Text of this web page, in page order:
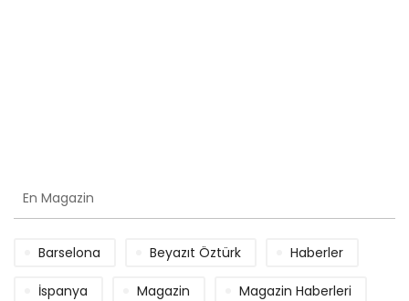
En Magazin
Barselona Beyazıt Öztürk Haberler
İspanya Magazin Magazin Haberleri